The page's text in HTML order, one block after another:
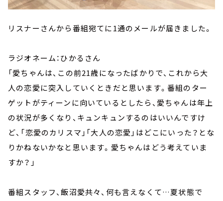
リスナーさんから番組宛てに1通のメールが届きました。
ラジオネーム：ひかるさん
「愛ちゃんは、この前21歳になったばかりで、これから大
人の恋愛に突入していくときだと思います。番組のター
ゲットがティーンに向いているとしたら、愛ちゃんは年上
の状況が多くなり、キュンキュンするのはいいんですけ
ど、「恋愛のカリスマ」「大人の恋愛」はどこにいった？とな
りかねないかなと思います。愛ちゃんはどう考えていま
すか？」
番組スタッフ、飯沼愛共々、何も言えなくて…夏状態で